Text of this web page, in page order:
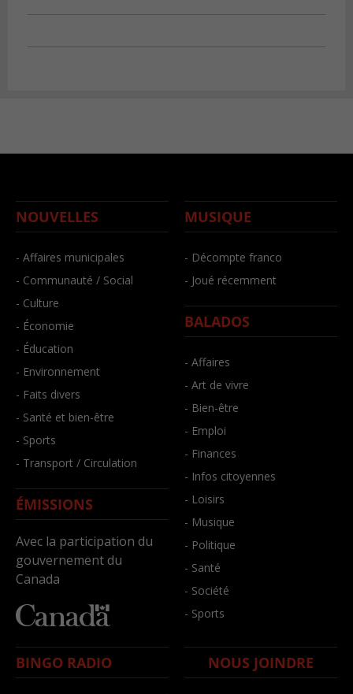
NOUVELLES
- Affaires municipales
- Communauté / Social
- Culture
- Économie
- Éducation
- Environnement
- Faits divers
- Santé et bien-être
- Sports
- Transport / Circulation
ÉMISSIONS
Avec la participation du
gouvernement du
Canada
MUSIQUE
- Décompte franco
- Joué récemment
BALADOS
- Affaires
- Art de vivre
- Bien-être
- Emploi
- Finances
- Infos citoyennes
- Loisirs
- Musique
- Politique
- Santé
- Société
- Sports
BINGO RADIO NOUS JOINDRE